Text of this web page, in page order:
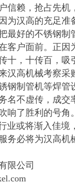
信赖，抢占先机
为汉高的充足准
最好的不锈钢制
客户面前。正因
十，十传百，吸
汉高机械考察采
钢制管机等焊管
名不虚传，成交
响了胜利的号角。
业或将渐入佳境
务必将为汉高机
限公司